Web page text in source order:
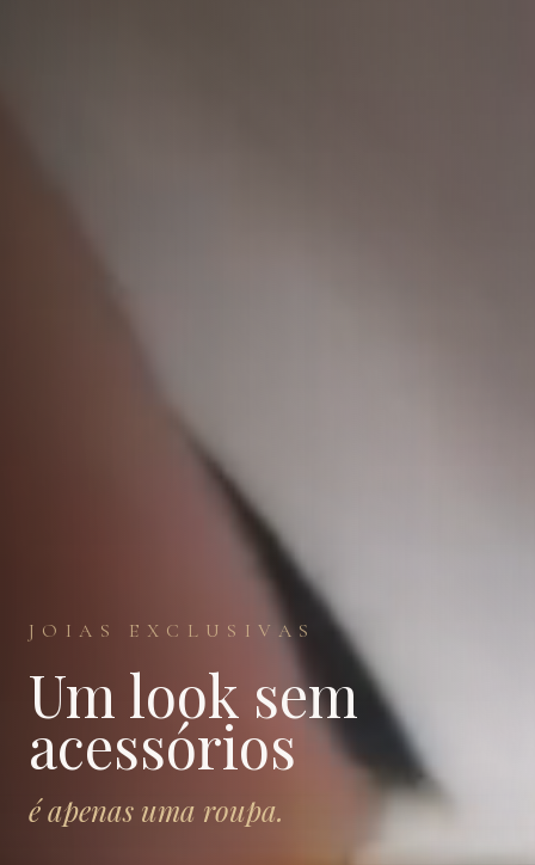
JOIAS EXCLUSIVAS
Um look sem
acessórios
é apenas uma roupa.